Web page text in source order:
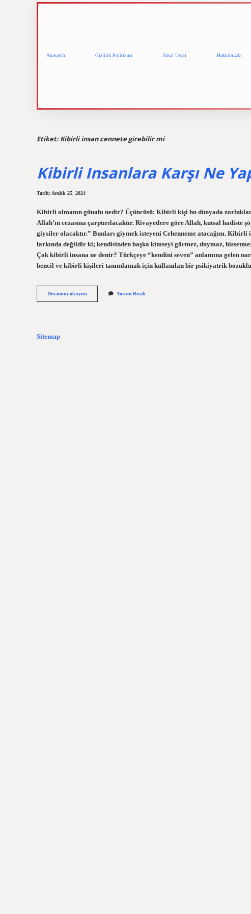
Anasayfa Gizlilik Politikası Yasal Uyarı Hakkımızda
Etiket:Kibirli insan cennete girebilir mi
Kibirli Insanlara Karşı Ne
Tarih: Aralık 25, 2024
Kibirli olmanın günahı nedir? Üçüncüsü: Kibirli kişi bu dünyada
Allah’ın cezasına çarptırılacaktır. Rivayetlere göre Allah, kutsal
giysiler olacaktır.” Bunları giymek isteyeni Cehenneme atacağım.
farkında değildir ki; kendisinden başka kimseyi görmez, duymaz,
Çok kibirli insana ne denir? Türkçeye “kendini seven” anlamına gelen
bencil ve kibirli kişileri tanımlamak için kullanılan bir psikiyatrik
Devamını okuyun
Insanlara
Yorum Bırak
Sitemap